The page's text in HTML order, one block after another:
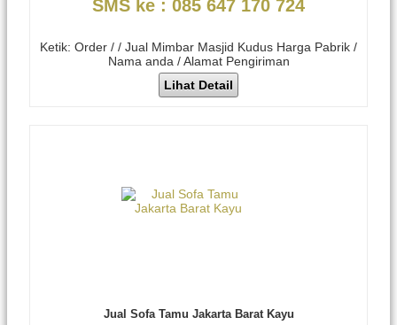
SMS ke : 085 647 170 724
Ketik: Order / / Jual Mimbar Masjid Kudus Harga Pabrik /
Nama anda / Alamat Pengiriman
Lihat Detail
Jual Sofa Tamu Jakarta Barat Kayu